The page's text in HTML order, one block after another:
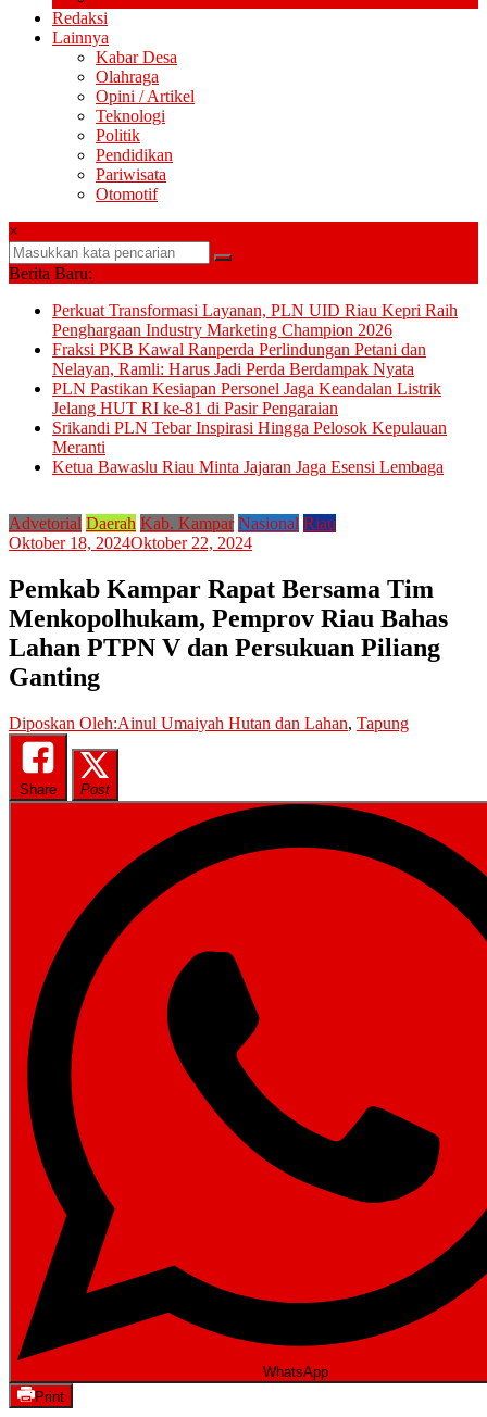
Redaksi
Lainnya
Kabar Desa
Olahraga
Opini / Artikel
Teknologi
Politik
Pendidikan
Pariwisata
Otomotif
×
Berita Baru:
Perkuat Transformasi Layanan, PLN UID Riau Kepri Raih
Penghargaan Industry Marketing Champion 2026
Fraksi PKB Kawal Ranperda Perlindungan Petani dan
Nelayan, Ramli: Harus Jadi Perda Berdampak Nyata
PLN Pastikan Kesiapan Personel Jaga Keandalan Listrik
Jelang HUT RI ke-81 di Pasir Pengaraian
Srikandi PLN Tebar Inspirasi Hingga Pelosok Kepulauan
Meranti
Ketua Bawaslu Riau Minta Jajaran Jaga Esensi Lembaga
Advetorial Daerah Kab. Kampar Nasional Riau
Oktober 18, 2024Oktober 22, 2024
Pemkab Kampar Rapat Bersama Tim
Menkopolhukam, Pemprov Riau Bahas
Lahan PTPN V dan Persukuan Piliang
Ganting
Diposkan Oleh:Ainul Umaiyah Hutan dan Lahan, Tapung
Share Post
WhatsApp
Print